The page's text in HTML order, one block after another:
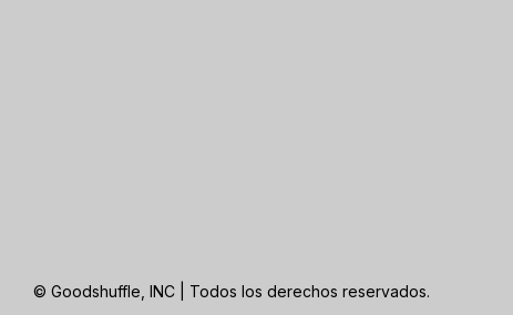
© Goodshuffle, INC | Todos los derechos reservados.